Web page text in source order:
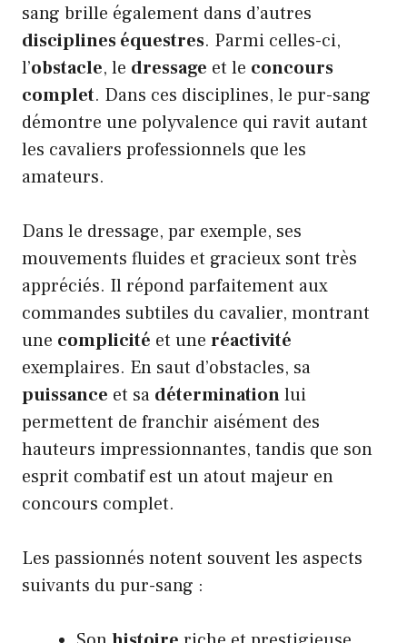
sang brille également dans d’autres
disciplines équestres. Parmi celles-ci,
l’obstacle, le dressage et le concours
complet. Dans ces disciplines, le pur-sang
démontre une polyvalence qui ravit autant
les cavaliers professionnels que les
amateurs.
Dans le dressage, par exemple, ses
mouvements fluides et gracieux sont très
appréciés. Il répond parfaitement aux
commandes subtiles du cavalier, montrant
une complicité et une réactivité
exemplaires. En saut d’obstacles, sa
puissance et sa déterminationlui
permettent de franchir aisément des
hauteurs impressionnantes, tandis que son
esprit combatif est un atout majeur en
concours complet.
Les passionnés notent souvent les aspects
suivants du pur-sang :